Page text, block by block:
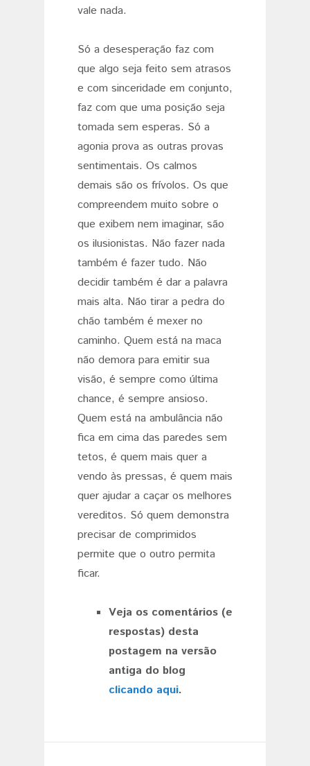
vale nada.
Só a desesperação faz com
que algo seja feito sem atrasos
e com sinceridade em conjunto,
faz com que uma posição seja
tomada sem esperas. Só a
agonia prova as outras provas
sentimentais. Os calmos
demais são os frívolos. Os que
compreendem muito sobre o
que exibem nem imaginar, são
os ilusionistas. Não fazer nada
também é fazer tudo. Não
decidir também é dar a palavra
mais alta. Não tirar a pedra do
chão também é mexer no
caminho. Quem está na maca
não demora para emitir sua
visão, é sempre como última
chance, é sempre ansioso.
Quem está na ambulância não
fica em cima das paredes sem
tetos, é quem mais quer a
vendo às pressas, é quem mais
quer ajudar a caçar os melhores
vereditos. Só quem demonstra
precisar de comprimidos
permite que o outro permita
ficar.
Veja os comentários (e
respostas) desta
postagem na versão
antiga do blog
clicando aqui.